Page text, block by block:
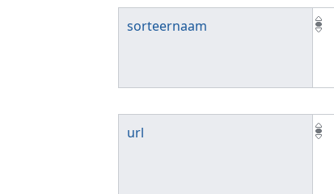
sorteernaam
url